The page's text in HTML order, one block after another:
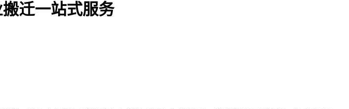
迁一站式服务